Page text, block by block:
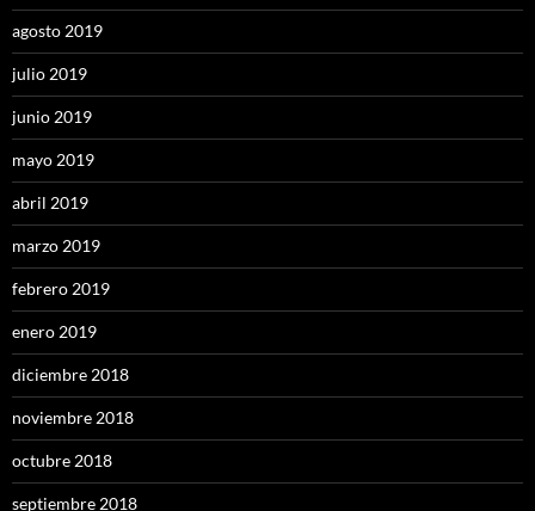
agosto 2019
julio 2019
junio 2019
mayo 2019
abril 2019
marzo 2019
febrero 2019
enero 2019
diciembre 2018
noviembre 2018
octubre 2018
septiembre 2018